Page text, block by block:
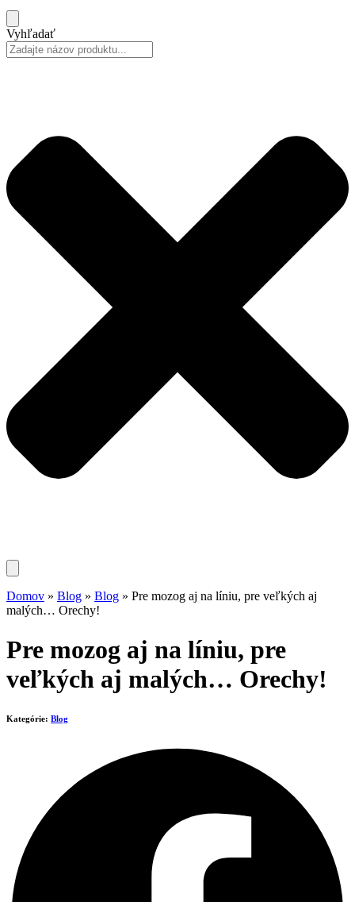
Vyhľadať
Domov » Blog » Blog » Pre mozog aj na líniu, pre veľkých aj
malých… Orechy!
Pre mozog aj na líniu, pre
veľkých aj malých… Orechy!
Kategórie: Blog